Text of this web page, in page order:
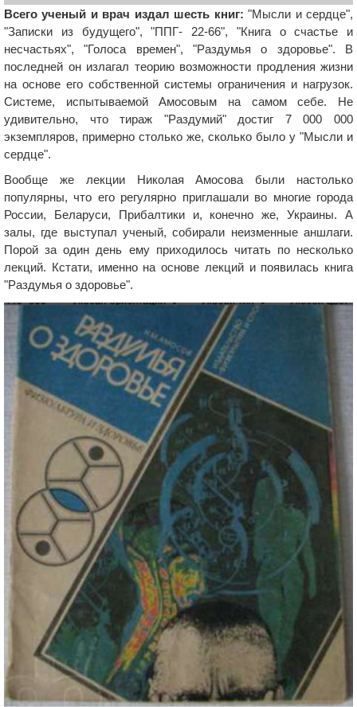
Всего ученый и врач издал шесть книг: "Мысли и сердце",
"Записки из будущего", "ППГ- 22-66", "Книга о счастье и
несчастьях", "Голоса времен", "Раздумья о здоровье". В
последней он излагал теорию возможности продления жизни
на основе его собственной системы ограничения и нагрузок.
Системе, испытываемой Амосовым на самом себе. Не
удивительно, что тираж "Раздумий" достиг 7 000 000
экземпляров, примерно столько же, сколько было у "Мысли и
сердце".
Вообще же лекции Николая Амосова были настолько
популярны, что его регулярно приглашали во многие города
России, Беларуси, Прибалтики и, конечно же, Украины. А
залы, где выступал ученый, собирали неизменные аншлаги.
Порой за один день ему приходилось читать по несколько
лекций. Кстати, именно на основе лекций и появилась книга
"Раздумья о здоровье".